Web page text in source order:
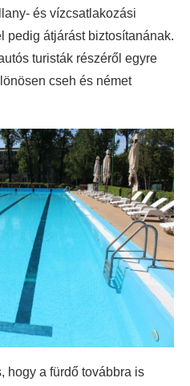
és vízcsatlakozási
pedig átjárást biztosítanának.
turisták részéről egyre
cseh és német
hogy a fürdő továbbra is